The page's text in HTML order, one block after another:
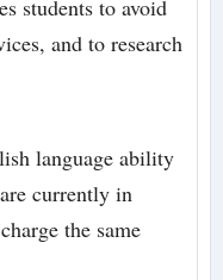
students to avoid
and to research
language ability
currently in
the same